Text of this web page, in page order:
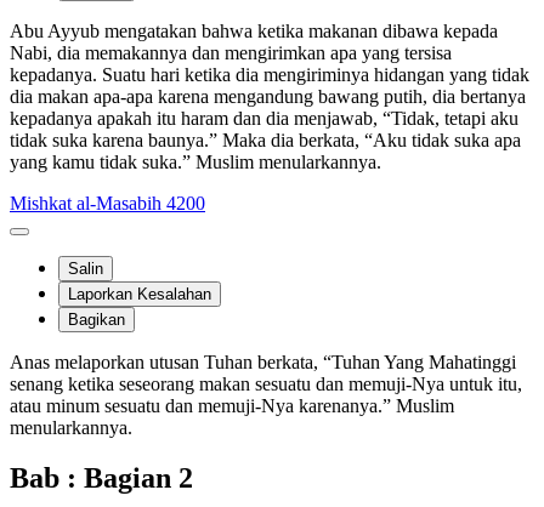
Abu Ayyub mengatakan bahwa ketika makanan dibawa kepada
Nabi, dia memakannya dan mengirimkan apa yang tersisa
kepadanya. Suatu hari ketika dia mengiriminya hidangan yang tidak
dia makan apa-apa karena mengandung bawang putih, dia bertanya
kepadanya apakah itu haram dan dia menjawab, “Tidak, tetapi aku
tidak suka karena baunya.” Maka dia berkata, “Aku tidak suka apa
yang kamu tidak suka.” Muslim menularkannya.
Mishkat al-Masabih 4200
Salin
Laporkan Kesalahan
Bagikan
Anas melaporkan utusan Tuhan berkata, “Tuhan Yang Mahatinggi
senang ketika seseorang makan sesuatu dan memuji-Nya untuk itu,
atau minum sesuatu dan memuji-Nya karenanya.” Muslim
menularkannya.
Bab : Bagian 2